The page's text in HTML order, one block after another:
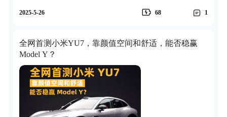
2025-5-26 68 1
全网首测小米YU7，靠颜值空间和舒适，能否稳赢
Model Y？